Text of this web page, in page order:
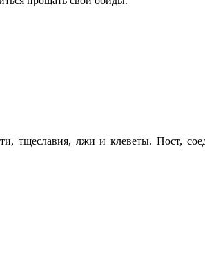
тщеславия, лжи и клеветы. Пост,